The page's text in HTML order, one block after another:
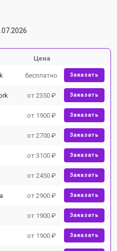
Цена
бесплатно Заказать
от 2350 ₽ Заказать
от 1900 ₽ Заказать
от 2700 ₽ Заказать
от 3100 ₽ Заказать
от 2450 ₽ Заказать
от 2900 ₽ Заказать
от 1900 ₽ Заказать
от 1900 ₽ Заказать